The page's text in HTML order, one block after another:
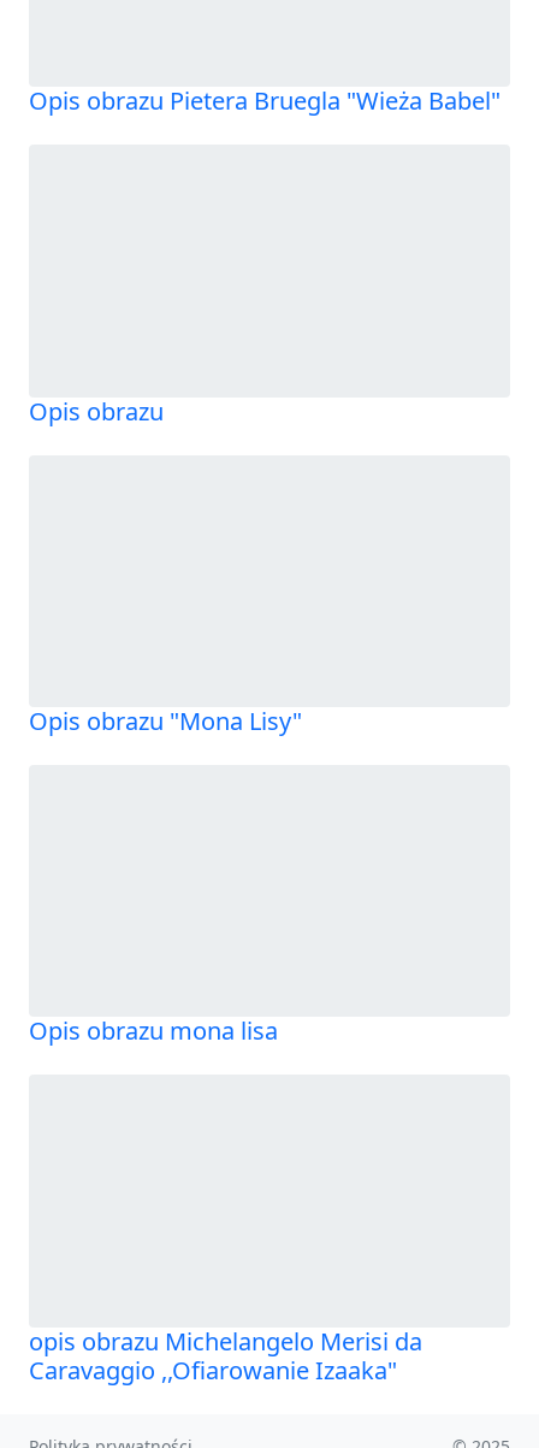
Opis obrazu Pietera Bruegla "Wieża Babel"
Opis obrazu
Opis obrazu "Mona Lisy"
Opis obrazu mona lisa
opis obrazu Michelangelo Merisi da
Caravaggio ,,Ofiarowanie Izaaka"